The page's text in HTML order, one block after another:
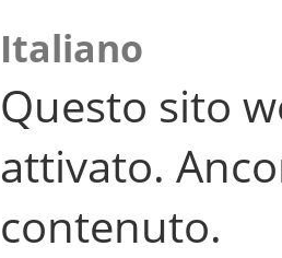
Italiano
Questo sito
attivato.
contenuto.